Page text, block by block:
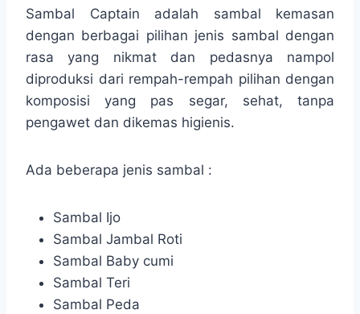
Sambal Captain adalah sambal kemasan
dengan berbagai pilihan jenis sambal dengan
rasa yang nikmat dan pedasnya nampol
diproduksi dari rempah-rempah pilihan dengan
komposisi yang pas segar, sehat, tanpa
pengawet dan dikemas higienis.
Ada beberapa jenis sambal :
Sambal Ijo
Sambal Jambal Roti
Sambal Baby cumi
Sambal Teri
Sambal Peda